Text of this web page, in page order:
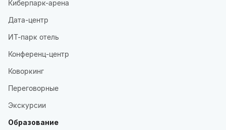
Киберпарк-арена
Дата-центр
ИТ-парк отель
Конференц-центр
Коворкинг
Переговорные
Экскурсии
Образование